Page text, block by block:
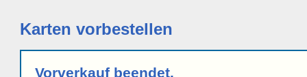
Karten vorbestellen
Vorverkauf beendet.